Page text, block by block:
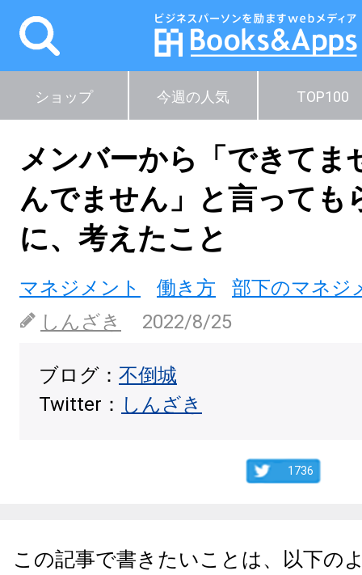
ショップ 今週の人気 TOP100
メンバーから「できてま
んでません」と言っても
に、考えたこと
マネジメント 働き方
部下のマネジ
しんざき
2022/8/25
ブログ： 不倒城
Twitter： しんざき
1736
この記事で書きたいことは、以下の